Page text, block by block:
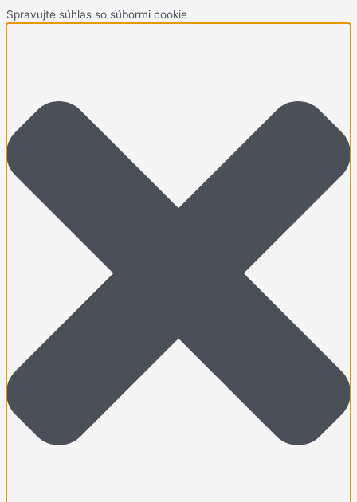
Spravujte súhlas so súbormi cookie